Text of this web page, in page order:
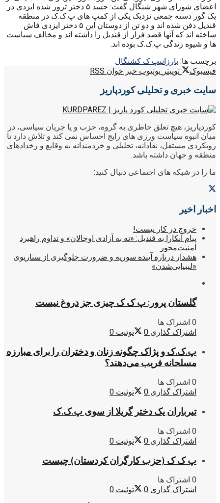
اعضای شورای شهر شنگال گفت: جسد ۵ دختر ترور شده ایزدی در
یک گور دسته جمعی نزدیک یکی از کمپ های پ.ک.ک در منطقه
قندیل دفن شده اند و دو تن از دوستان این ۵ دختر ایزدی فاش
ساخته اند که آنها قصد فرار از قندیل را داشته اند و مخالف سیاست
ها و شیوه زندگی پ.ک.ک بوده اند.
برچسب ها: بارزانیپ ک کشنگال
فیسبوک
توییتر یوتیوب خبر خوان RSS
سایت خبری و تحلیلی کوردپاریز
کوردپاریز، هیچ تعلق خاطری به گروه، حزب و یا جریان سیاسی، در
میان انبوه سیاست ورزی های رایج احساس نمی کند و تلاش دارد تا
رویکردی مستقل، نقادانه، تحلیلی و خردمندانه به وقایع و رخدادهای
منطقه و جهان داشته باشد.
ما را در شبکه های اجتماعی دنبال کنید:
اخبار اخیر
خروج در کار نیست!
پیام آنکارا به قندیل: «نه به آزادی اوجالان» و تداوم راهبرد
امنیت‌محور
هشدار درباره آینده سوریه و ضرورت جلوگیری از سناریوی
«لیبیایی‌شدن»
گلستان پرور: پ ک ک چیزی جز دروغ نیست
0 اشتراک ها
اشتراک گذاری 0 توئیت 0
پ.ک.ک و پژاک چگونه زنان و دختران را برای مبارزه
مسلحانه فریب می‌دهند؟
0 اشتراک ها
اشتراک گذاری 0 توئیت 0
تیرباران یک دختر گریلا از سوی پ.ک.ک
0 اشتراک ها
اشتراک گذاری 0 توئیت 0
پ ک ک (حزب کارگران کردستان) چیست
0 اشتراک ها
اشتراک گذاری 0 توئیت 0